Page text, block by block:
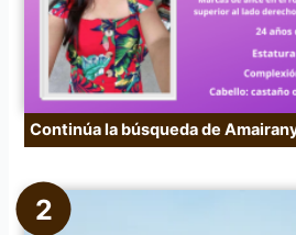
Continúa la búsqueda de